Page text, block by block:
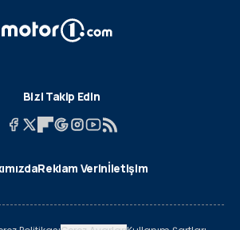
Bizi Takip Edin
Reklam Verinİletişim